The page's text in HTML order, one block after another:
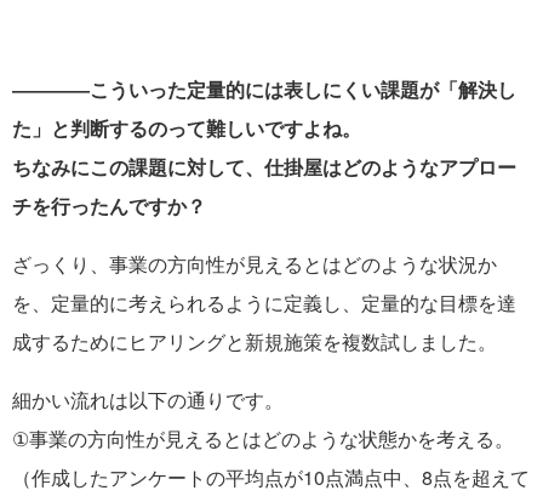
――――こういった定量的には表しにくい課題が「解決し
た」と判断するのって難しいですよね。
ちなみにこの課題に対して、仕掛屋はどのようなアプロー
チを行ったんですか？
ざっくり、事業の方向性が見えるとはどのような状況か
を、定量的に考えられるように定義し、定量的な目標を達
成するためにヒアリングと新規施策を複数試しました。
細かい流れは以下の通りです。
①事業の方向性が見えるとはどのような状態かを考える。
（作成したアンケートの平均点が10点満点中、8点を超えて